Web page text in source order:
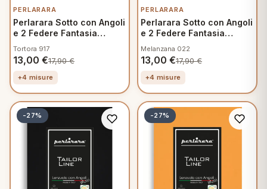
PERLARARA
Perlarara Sotto con Angoli
e 2 Federe Fantasia
Tortora 917
13,00 €17,90€
+4 misure
PERLARARA
Perlarara Sotto con Angoli
e 2 Federe Fantasia
Melanzana 022
13,00 €17,90€
+4 misure
-27% -27%